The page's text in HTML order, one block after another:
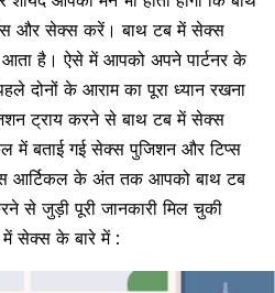
और सेक्स करें। बाथ टब में सेक्स
है। ऐसे में आपको अपने पार्टनर के
दोनों के आराम का पूरा ध्यान रखना
ट्राय करने से बाथ टब में सेक्स
में बताई गई सेक्स पुजिशन और टिप्स
के अंत तक आपको बाथ टब
से जुड़ी पूरी जानकारी मिल चुकी
में सेक्स के बारे में :